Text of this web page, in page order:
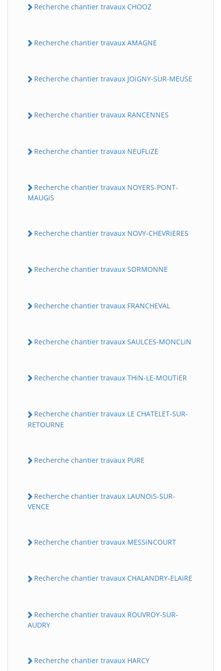
Recherche chantier travaux CHOOZ
Recherche chantier travaux AMAGNE
Recherche chantier travaux JOiGNY-SUR-MEUSE
Recherche chantier travaux RANCENNES
Recherche chantier travaux NEUFLiZE
Recherche chantier travaux NOYERS-PONT-
MAUGiS
Recherche chantier travaux NOVY-CHEVRiERES
Recherche chantier travaux SORMONNE
Recherche chantier travaux FRANCHEVAL
Recherche chantier travaux SAULCES-MONCLiN
Recherche chantier travaux THiN-LE-MOUTiER
Recherche chantier travaux LE CHATELET-SUR-
RETOURNE
Recherche chantier travaux PURE
Recherche chantier travaux LAUNOiS-SUR-
VENCE
Recherche chantier travaux MESSiNCOURT
Recherche chantier travaux CHALANDRY-ELAiRE
Recherche chantier travaux ROUVROY-SUR-
AUDRY
Recherche chantier travaux HARCY